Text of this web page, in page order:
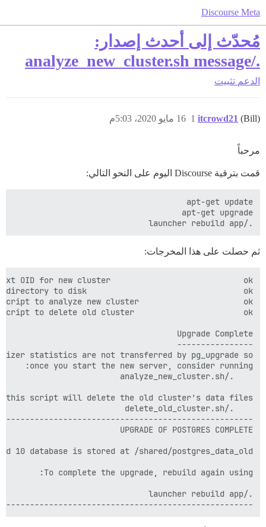
Discourse Meta
مُحدّث إلى أحدث إصدار:
./analyze_new_cluster.sh message
الدعم تثبيت
itcrowd21 (Bill) 16 مايو 2020، 5:03م 1
مرحباً
قمت بترقية Discourse اليوم على النحو التالي:
./launcher rebuild app
ثم حصلت على هذا المخرجات: